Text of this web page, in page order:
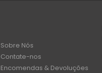
Sobre Nós
Contate-nos
Encomendas & Devoluções